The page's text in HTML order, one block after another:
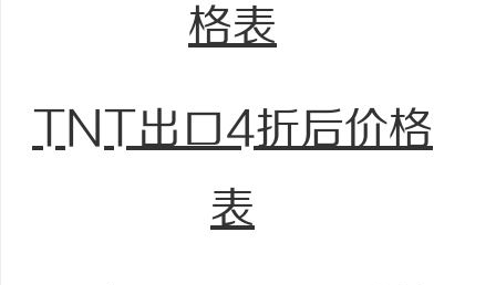
格表
TNT出口4折后价格
表